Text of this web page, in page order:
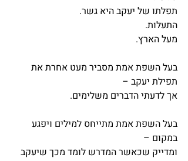
תפלתו של יעקב היא גשר.
התעלות.
מעל הארץ.
בעל השפת אמת מסביר מעט אחרת את
תפילת יעקב –
אך לדעתי הדברים משלימים.
בעל השפת אמת מתייחס למילים ויפגע
במקום –
ומדייק שכאשר המדרש לומד מכך שיעקב